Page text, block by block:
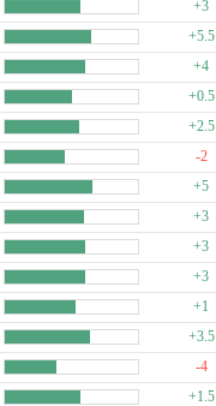
+3
+5.5
+4
+0.5
+2.5
-2
+5
+3
+3
+3
+1
+3.5
-4
+1.5